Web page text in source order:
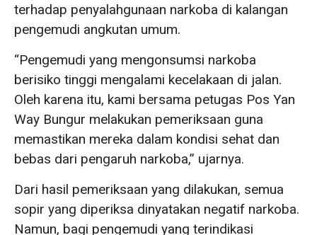
terhadap penyalahgunaan narkoba di kalangan
pengemudi angkutan umum.
“Pengemudi yang mengonsumsi narkoba
berisiko tinggi mengalami kecelakaan di jalan.
Oleh karena itu, kami bersama petugas Pos Yan
Way Bungur melakukan pemeriksaan guna
memastikan mereka dalam kondisi sehat dan
bebas dari pengaruh narkoba,” ujarnya.
Dari hasil pemeriksaan yang dilakukan, semua
sopir yang diperiksa dinyatakan negatif narkoba.
Namun, bagi pengemudi yang terindikasi